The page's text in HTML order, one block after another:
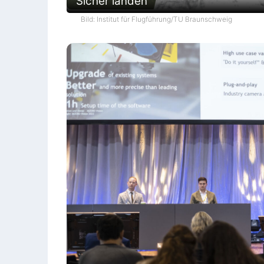
Bild: Institut für Flugführung/TU Braunschweig